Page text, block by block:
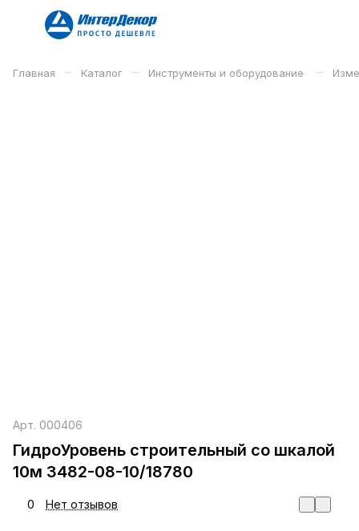
Главная – Каталог – Инструменты и оборудование –
Арт. 000406
ГидроУровень строительный со шкалой
10м 3482-08-10/18780
0 Нет отзывов